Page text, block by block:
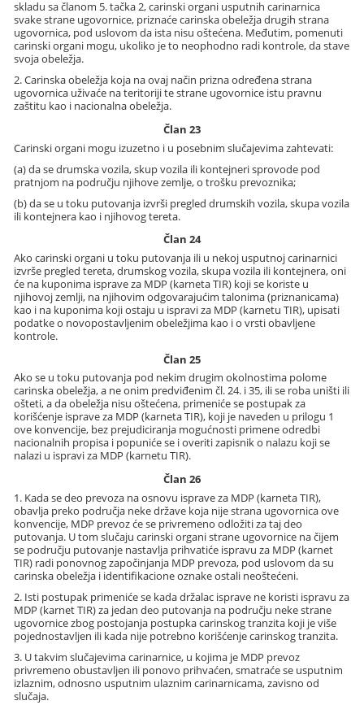
skladu sa članom 5. tačka 2, carinski organi usputnih carinarnica
svake strane ugovornice, priznaće carinska obeležja drugih strana
ugovornica, pod uslovom da ista nisu oštećena. Međutim, pomenuti
carinski organi mogu, ukoliko je to neophodno radi kontrole, da stave
svoja obeležja.
2. Carinska obeležja koja na ovaj način prizna određena strana
ugovornica uživaće na teritoriji te strane ugovornice istu pravnu
zaštitu kao i nacionalna obeležja.
Član 23
Carinski organi mogu izuzetno i u posebnim slučajevima zahtevati:
(a) da se drumska vozila, skup vozila ili kontejneri sprovode pod
pratnjom na području njihove zemlje, o trošku prevoznika;
(b) da se u toku putovanja izvrši pregled drumskih vozila, skupa vozila
ili kontejnera kao i njihovog tereta.
Član 24
Ako carinski organi u toku putovanja ili u nekoj usputnoj carinarnici
izvrše pregled tereta, drumskog vozila, skupa vozila ili kontejnera, oni
će na kuponima isprave za MDP (karneta TIR) koji se koriste u
njihovoj zemlji, na njihovim odgovarajućim talonima (priznanicama)
kao i na kuponima koji ostaju u ispravi za MDP (karnetu TIR), upisati
podatke o novopostavljenim obeležjima kao i o vrsti obavljene
kontrole.
Član 25
Ako se u toku putovanja pod nekim drugim okolnostima polome
carinska obeležja, a ne onim predviđenim čl. 24. i 35, ili se roba uništi ili
ošteti, a da obeležja nisu oštećena, primeniće se postupak za
korišćenje isprave za MDP (karneta TIR), koji je naveden u prilogu 1
ove konvencije, bez prejudiciranja mogućnosti primene odredbi
nacionalnih propisa i popuniće se i overiti zapisnik o nalazu koji se
nalazi u ispravi za MDP (karnetu TIR).
Član 26
1. Kada se deo prevoza na osnovu isprave za MDP (karneta TIR),
obavlja preko područja neke države koja nije strana ugovornica ove
konvencije, MDP prevoz će se privremeno odložiti za taj deo
putovanja. U tom slučaju carinski organi strane ugovornice na čijem
se području putovanje nastavlja prihvatiće ispravu za MDP (karnet
TIR) radi ponovnog započinjanja MDP prevoza, pod uslovom da su
carinska obeležja i identifikacione oznake ostali neoštećeni.
2. Isti postupak primeniće se kada držalac isprave ne koristi ispravu za
MDP (karnet TIR) za jedan deo putovanja na području neke strane
ugovornice zbog postojanja postupka carinskog tranzita koji je više
pojednostavljen ili kada nije potrebno korišćenje carinskog tranzita.
3. U takvim slučajevima carinarnice, u kojima je MDP prevoz
privremeno obustavljen ili ponovo prihvaćen, smatraće se usputnim
izlaznim, odnosno usputnim ulaznim carinarnicama, zavisno od
slučaja.